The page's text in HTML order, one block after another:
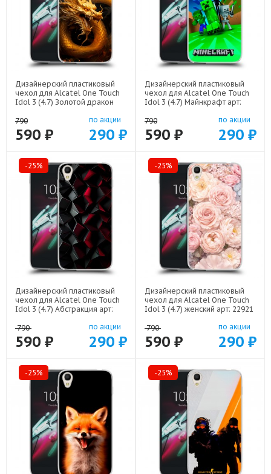
Дизайнерский пластиковый
чехол для Alcatel One Touch
Idol 3 (4.7) Золотой дракон
790
590 ₽
по акции
290 ₽
Дизайнерский пластиковый
чехол для Alcatel One Touch
Idol 3 (4.7) Майнкрафт арт:
790
590 ₽
по акции
290 ₽
-25%
Дизайнерский пластиковый
чехол для Alcatel One Touch
Idol 3 (4.7) Абстракция арт:
790
590 ₽
по акции
290 ₽
-25%
Дизайнерский пластиковый
чехол для Alcatel One Touch
Idol 3 (4.7) женский арт: 22921
790
590 ₽
по акции
290 ₽
-25% -25%